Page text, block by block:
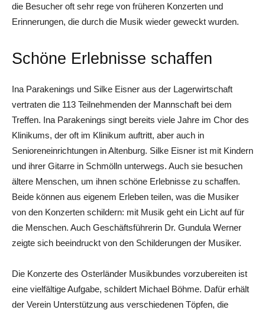
die Besucher oft sehr rege von früheren Konzerten und
Erinnerungen, die durch die Musik wieder geweckt wurden.
Schöne Erlebnisse schaffen
Ina Parakenings und Silke Eisner aus der Lagerwirtschaft
vertraten die 113 Teilnehmenden der Mannschaft bei dem
Treffen. Ina Parakenings singt bereits viele Jahre im Chor des
Klinikums, der oft im Klinikum auftritt, aber auch in
Senioreneinrichtungen in Altenburg. Silke Eisner ist mit Kindern
und ihrer Gitarre in Schmölln unterwegs. Auch sie besuchen
ältere Menschen, um ihnen schöne Erlebnisse zu schaffen.
Beide können aus eigenem Erleben teilen, was die Musiker
von den Konzerten schildern: mit Musik geht ein Licht auf für
die Menschen. Auch Geschäftsführerin Dr. Gundula Werner
zeigte sich beeindruckt von den Schilderungen der Musiker.
Die Konzerte des Osterländer Musikbundes vorzubereiten ist
eine vielfältige Aufgabe, schildert Michael Böhme. Dafür erhält
der Verein Unterstützung aus verschiedenen Töpfen, die